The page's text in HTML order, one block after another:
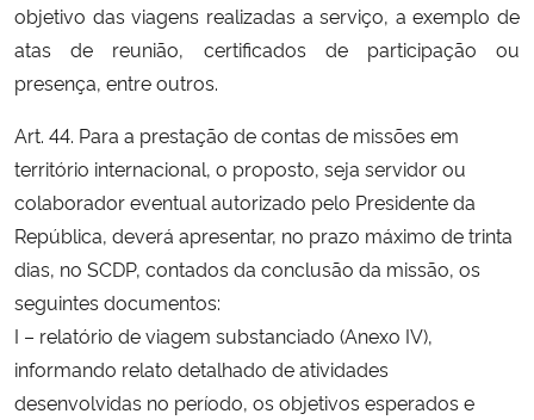
objetivo das viagens realizadas a serviço, a exemplo de
atas de reunião, certificados de participação ou
presença, entre outros.
Art. 44. Para a prestação de contas de missões em
território internacional, o proposto, seja servidor ou
colaborador eventual autorizado pelo Presidente da
República, deverá apresentar, no prazo máximo de trinta
dias, no SCDP, contados da conclusão da missão, os
seguintes documentos:
I – relatório de viagem substanciado (Anexo IV),
informando relato detalhado de atividades
desenvolvidas no período, os objetivos esperados e